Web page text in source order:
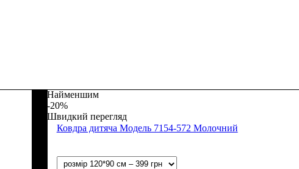
Найменшим
-20%
Швидкий перегляд
Ковдра дитяча Модель 7154-572 Молочний